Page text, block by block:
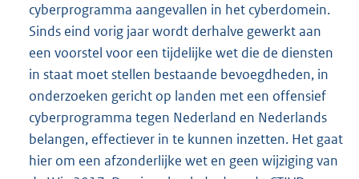
cyberprogramma aangevallen in het cyberdomein.
Sinds eind vorig jaar wordt derhalve gewerkt aan
een voorstel voor een tijdelijke wet die de diensten
in staat moet stellen bestaande bevoegdheden, in
onderzoeken gericht op landen met een offensief
cyberprogramma tegen Nederland en Nederlands
belangen, effectiever in te kunnen inzetten. Het gaat
hier om een afzonderlijke wet en geen wijziging van